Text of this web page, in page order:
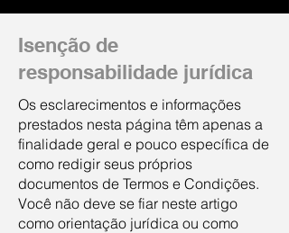
Isenção de
responsabilidade jurídica
Os esclarecimentos e informações
prestados nesta página têm apenas a
finalidade geral e pouco específica de
como redigir seus próprios
documentos de Termos e Condições.
Você não deve se fiar neste artigo
como orientação jurídica ou como